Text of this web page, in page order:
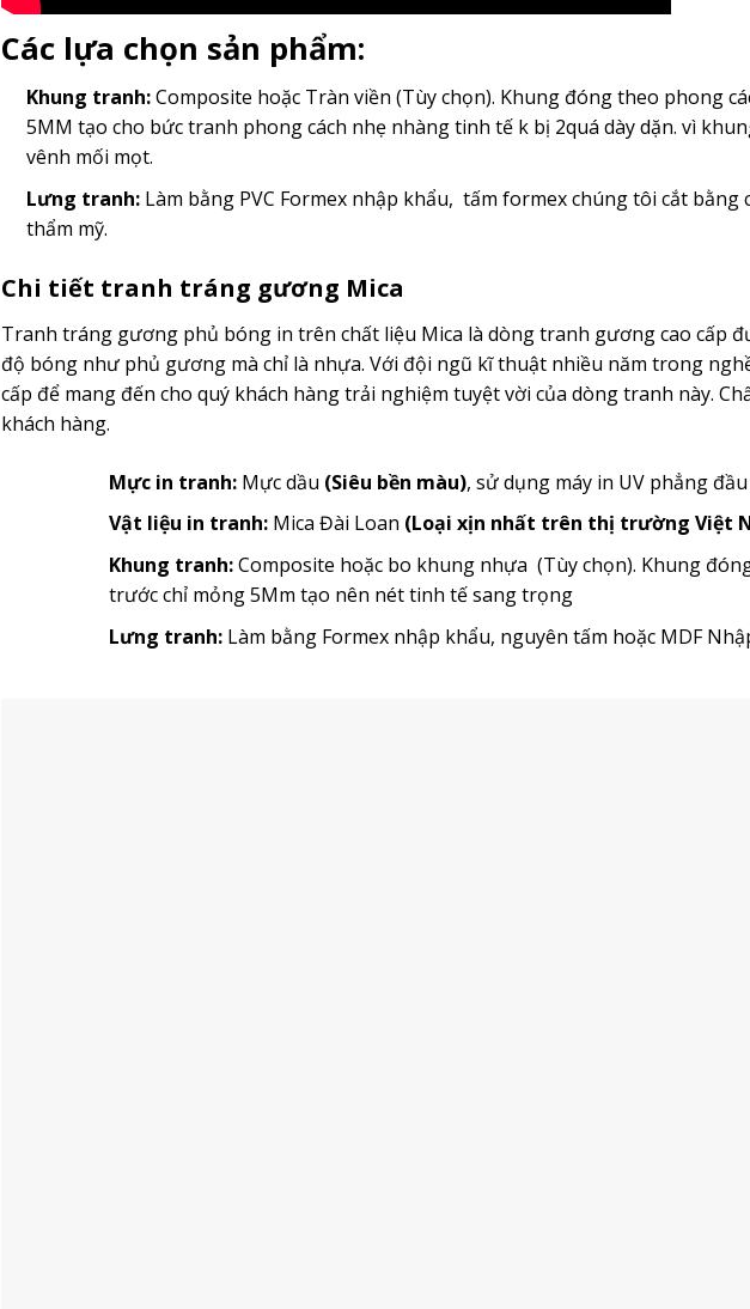
Các lựa chọn sản phẩm:
Khung tranh:Composite hoặc Tràn viền (Tùy chọn). Khung đóng theo phong
5MM tạo cho bức tranh phong cách nhẹ nhàng tinh tế k bị 2quá dày dặn. vì
vênh mối mọt.
Lưng tranh: Làm bằng PVC Formex nhập khẩu, tấm formex chúng tôi cắt
thẩm mỹ.
Chi tiết tranh tráng gương Mica
Tranh tráng gương phủ bóng in trên chất liệu Mica là dòng tranh gương cao cấp
độ bóng như phủ gương mà chỉ là nhựa. Với đội ngũ kĩ thuật nhiều năm trong
cấp để mang đến cho quý khách hàng trải nghiệm tuyệt vời của dòng tranh này.
khách hàng.
Mực in tranh:Mực dầu (Siêu bền màu), sử dụng máy in UV phẳng
Vật liệu in tranh:Mica Đài Loan (Loại xịn nhất trên thị trường Việt
Khung tranh:Composite hoặc bo khung nhựa (Tùy chọn). Khung
trước chỉ mỏng 5Mm tạo nên nét tinh tế sang trọng
Lưng tranh:Làm bằng Formex nhập khẩu, nguyên tấm hoặc MDF